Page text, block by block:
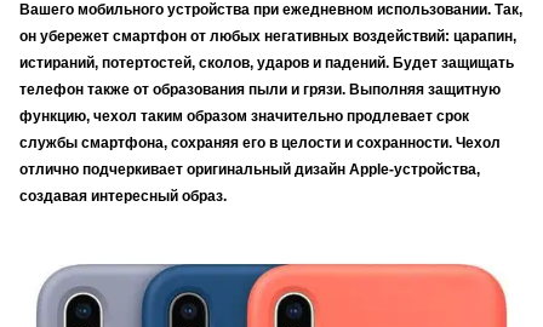
Вашего мобильного устройства при ежедневном использовании. Так,
он убережет смартфон от любых негативных воздействий: царапин,
истираний, потертостей, сколов, ударов и падений. Будет защищать
телефон также от образования пыли и грязи. Выполняя защитную
функцию, чехол таким образом значительно продлевает срок
службы смартфона, сохраняя его в целости и сохранности. Чехол
отлично подчеркивает оригинальный дизайн Apple-устройства,
создавая интересный образ.